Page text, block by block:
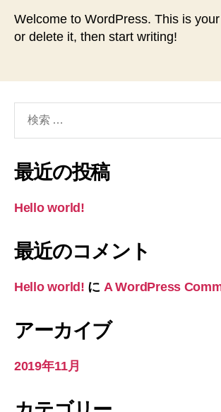
Welcome to WordPress. This is
or delete it, then start writing!
象:
最近の投稿
Hello world!
最近のコメント
Hello world! に A WordPress
アーカイブ
2019年11月